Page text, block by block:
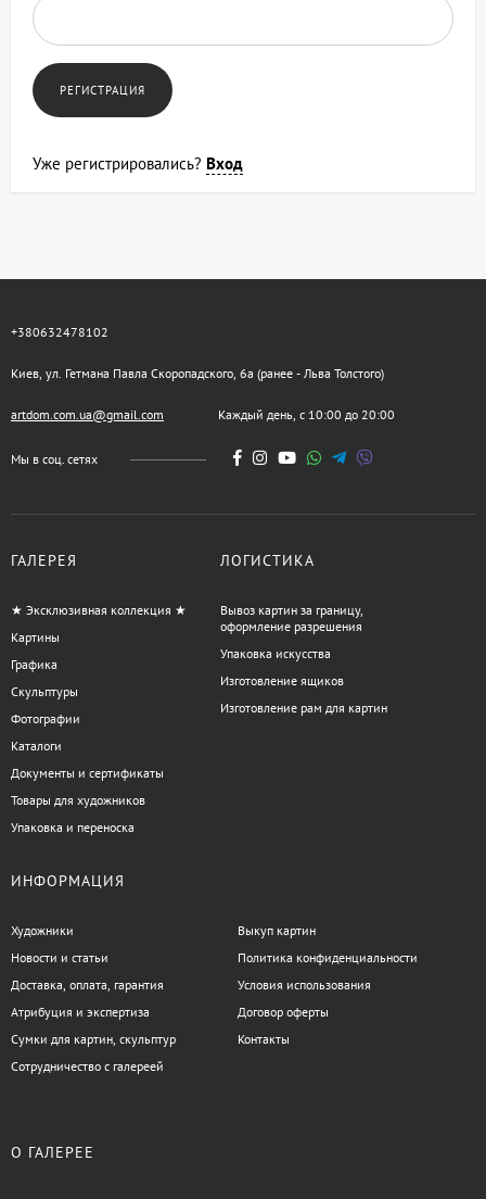
Уже регистрировались? Вход
+380632478102
Киев, ул. Гетмана Павла Скоропадского, 6а (ранее - Льва Толстого)
artdom.com.ua@gmail.com Каждый день, с 10:00 до 20:00
Мы в соц. сетях
ГАЛЕРЕЯ
★ Эксклюзивная коллекция ★
Картины
Графика
Скульптуры
Фотографии
Каталоги
Документы и сертификаты
Товары для художников
Упаковка и переноска
ЛОГИСТИКА
Вывоз картин за границу,
оформление разрешения
Упаковка искусства
Изготовление ящиков
Изготовление рам для картин
ИНФОРМАЦИЯ
Художники
Новости и статьи
Доставка, оплата, гарантия
Атрибуция и экспертиза
Сумки для картин, скульптур
Сотрудничество с галереей
Выкуп картин
Политика конфиденциальности
Условия использования
Договор оферты
Контакты
О ГАЛЕРЕЕ